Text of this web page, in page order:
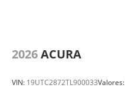
2026ACURA
VIN: 19UTC2872TL900033Valores: